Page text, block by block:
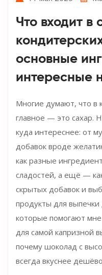
Что входит в
основные
интересные
Многие думают, что в
главное — это сахар.
куда интереснее: от
добавок вроде
как разные
сладостей, а ещё —
скрытых добавок и
продукты для
которые помогают
для самой капризной
почему шоколад с
всегда вкуснее